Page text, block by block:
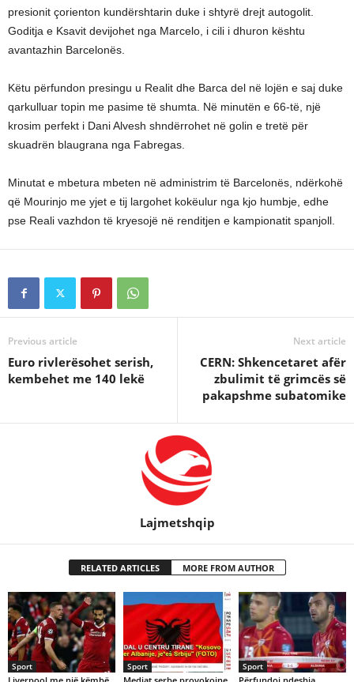
presionit çorienton kundërshtarin duke i shtyrë drejt autogolit.
Goditja e Ksavit devijohet nga Marcelo, i cili i dhuron kështu
avantazhin Barcelonës.
Këtu përfundon presingu u Realit dhe Barca del në lojën e saj duke
qarkulluar topin me pasime të shumta. Në minutën e 66-të, një
krosim perfekt i Dani Alvesh shndërrohet në golin e tretë për
skuadrën blaugrana nga Fabregas.
Minutat e mbetura mbeten në administrim të Barcelonës, ndërkohë
që Mourinjo me yjet e tij largohet kokëulur nga kjo humbje, edhe
pse Reali vazhdon të kryesojë në renditjen e kampionatit spanjoll.
Previous article
Euro rivlerësohet serish,
kembehet me 140 lekë
Next article
CERN: Shkencetaret afër
zbulimit të grimcës së
pakapshme subatomike
Lajmetshqip
RELATED ARTICLES MORE FROM AUTHOR
Sport Sport Sport